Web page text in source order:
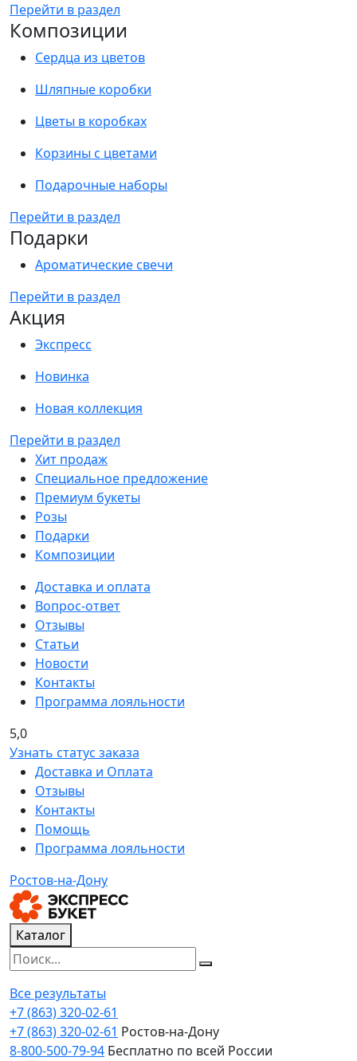
Перейти в раздел
Композиции
Сердца из цветов
Шляпные коробки
Цветы в коробках
Корзины с цветами
Подарочные наборы
Перейти в раздел
Подарки
Ароматические свечи
Перейти в раздел
Акция
Экспресс
Новинка
Новая коллекция
Перейти в раздел
Хит продаж
Специальное предложение
Премиум букеты
Розы
Подарки
Композиции
Доставка и оплата
Вопрос-ответ
Отзывы
Статьи
Новости
Контакты
Программа лояльности
5,0
Узнать статус заказа
Доставка и Оплата
Отзывы
Контакты
Помощь
Программа лояльности
Ростов-на-Дону
Каталог
Все результаты
+7 (863) 320-02-61
+7 (863) 320-02-61 Ростов-на-Дону
8-800-500-79-94 Бесплатно по всей России